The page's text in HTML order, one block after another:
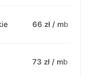
66 zł / mb
73 zł / mb